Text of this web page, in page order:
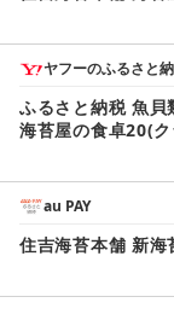
ヤフーのふるさと
ふるさと納税 魚
海苔屋の食卓20(
au PAY
住吉海苔本舗 新